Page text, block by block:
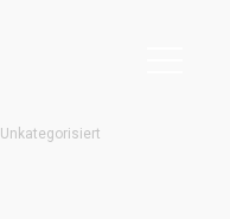
Unkategorisiert